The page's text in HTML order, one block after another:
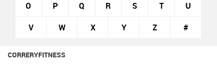
O P Q R S T U
V W X Y Z #
CORRERYFITNESS